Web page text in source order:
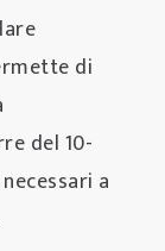
di
del 10-
a